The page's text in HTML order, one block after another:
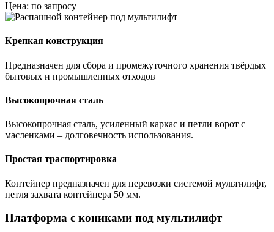
Цена: по запросу
Крепкая конструкция
Предназначен для сбора и промежуточного хранения твёрдых
бытовых и промышленных отходов
Высокопрочная сталь
Высокопрочная сталь, усиленный каркас и петли ворот с
масленками – долговечность использования.
Простая траспортировка
Контейнер предназначен для перевозки системой мультилифт,
петля захвата контейнера 50 мм.
Платформа с кониками под мультилифт